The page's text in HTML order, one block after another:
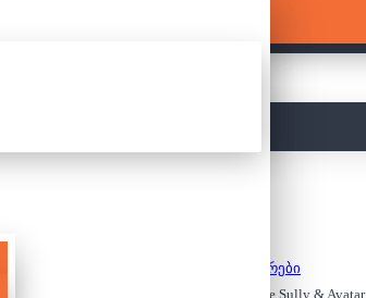
კონსტრუქტორები
ლეგო - BrickHeadz – Jake Sully & Avatar